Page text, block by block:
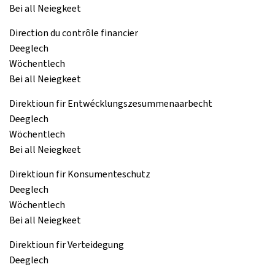
Bei all Neiegkeet
Direction du contrôle financier
Deeglech
Wöchentlech
Bei all Neiegkeet
Direktioun fir Entwécklungszesummenaarbecht
Deeglech
Wöchentlech
Bei all Neiegkeet
Direktioun fir Konsumenteschutz
Deeglech
Wöchentlech
Bei all Neiegkeet
Direktioun fir Verteidegung
Deeglech